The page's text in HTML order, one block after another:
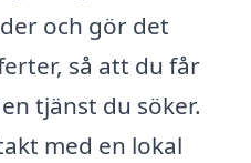
och gör det
så att du får
tjänst du söker.
med en lokal